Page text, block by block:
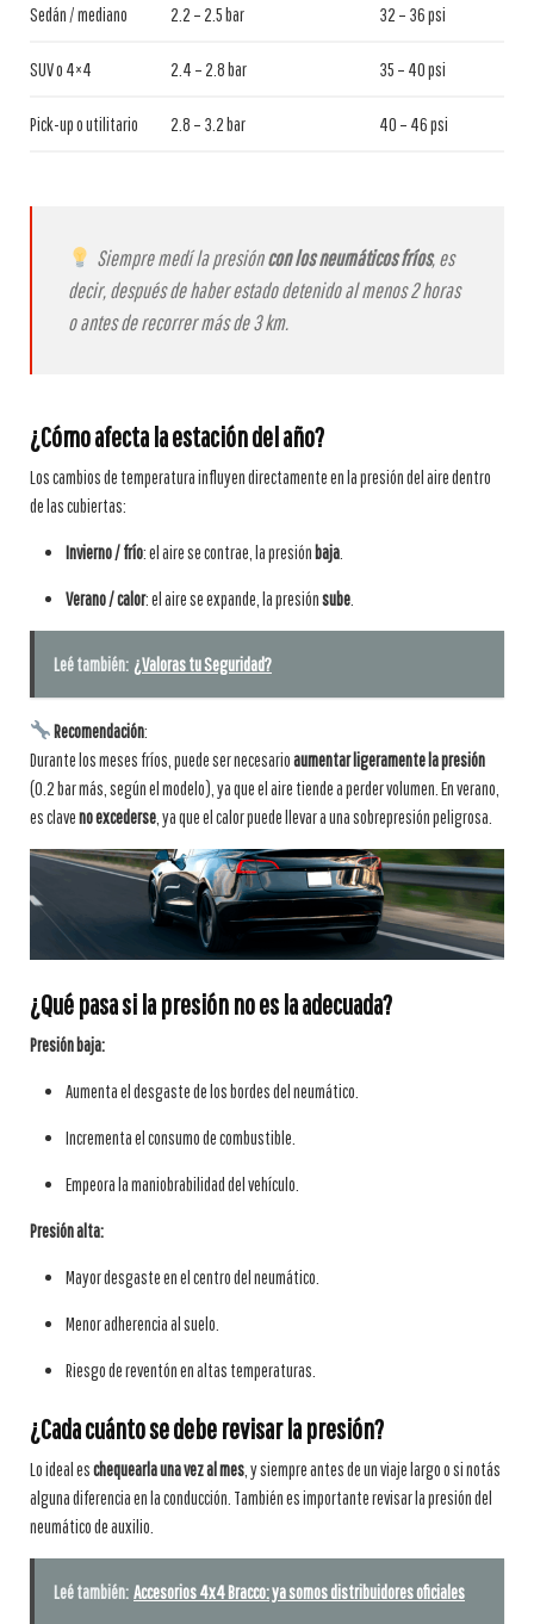
Sedán / mediano 2.2 – 2.5 bar 32 – 36 psi
SUV o 4×4 2.4 – 2.8 bar 35 – 40 psi
Pick-up o utilitario 2.8 – 3.2 bar 40 – 46 psi
Siempre medí la presióncon los neumáticos fríos, es
decir, después de haber estado detenido al menos 2 horas
o antes de recorrer más de 3 km.
¿Cómo afecta la estación del año?
Los cambios de temperatura influyen directamente en la presión del aire dentro
de las cubiertas:
Invierno / frío: el aire se contrae, la presión baja
Verano / calor: el aire se expande, la presiónsube
Leé también: ¿Valoras tu Seguridad?
Recomendación:
Durante los meses fríos, puede ser necesarioaumentar ligeramente la presión
(0.2 bar más, según el modelo), ya que el aire tiende a perder volumen. En verano,
es claveno excederse , ya que el calor puede llevar a una sobrepresión peligrosa.
¿Qué pasa si la presión no es la adecuada?
Presión baja:
Aumenta el desgaste de los bordes del neumático.
Incrementa el consumo de combustible.
Empeora la maniobrabilidad del vehículo.
Presión alta:
Mayor desgaste en el centro del neumático.
Menor adherencia al suelo.
Riesgo de reventón en altas temperaturas.
¿Cada cuánto se debe revisar la presión?
Lo ideal eschequearla una vez al mes , y siempre antes de un viaje largo o si notás
alguna diferencia en la conducción. También es importante revisar la presión del
neumático de auxilio.
Leé también: Accesorios 4x4 Bracco: ya somos distribuidores oficiales